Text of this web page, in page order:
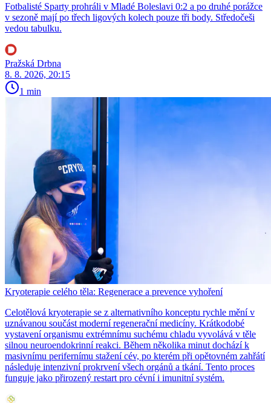
Fotbalisté Sparty prohráli v Mladé Boleslavi 0:2 a po druhé porážce
v sezoně mají po třech ligových kolech pouze tři body. Středočeši
vedou tabulku.
Pražská Drbna
8. 8. 2026, 20:15
1 min
Kryoterapie celého těla: Regenerace a prevence vyhoření
Celotělová kryoterapie se z alternativního konceptu rychle mění v
uznávanou součást moderní regenerační medicíny. Krátkodobé
vystavení organismu extrémnímu suchému chladu vyvolává v těle
silnou neuroendokrinní reakci. Během několika minut dochází k
masivnímu perifernímu stažení cév, po kterém při opětovném zahřátí
následuje intenzivní prokrvení všech orgánů a tkání. Tento proces
funguje jako přirozený restart pro cévní i imunitní systém.